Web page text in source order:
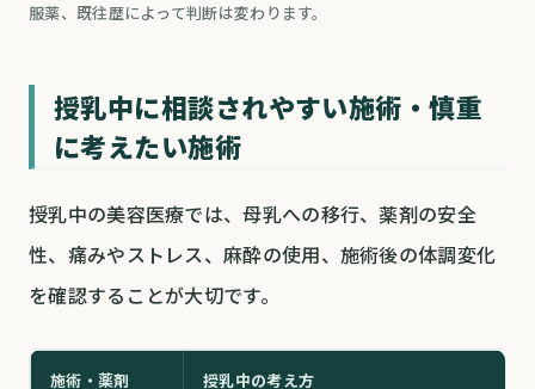
服薬、既往歴によって判断は変わります。
授乳中に相談されやすい施術・慎重
に考えたい施術
授乳中の美容医療では、母乳への移行、薬剤の安全
性、痛みやストレス、麻酔の使用、施術後の体調変化
を確認することが大切です。
施術・薬剤 授乳中の考え方